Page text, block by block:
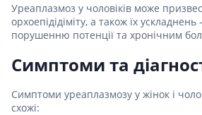
Уреаплазмоз у чоловіків може
орхоепідідіміту, а також їх
порушенню потенції та хронічним
Симптоми та
Симптоми уреаплазмозу у жінок і
схожі: